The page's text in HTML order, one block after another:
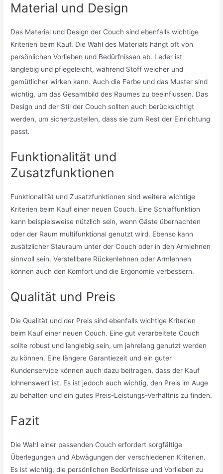
Material und Design
Das Material und Design der Couch sind ebenfalls wichtige
Kriterien beim Kauf. Die Wahl des Materials hängt oft von
persönlichen Vorlieben und Bedürfnissen ab. Leder ist
langlebig und pflegeleicht, während Stoff weicher und
gemütlicher wirken kann. Auch die Farbe und das Muster sind
wichtig, um das Gesamtbild des Raumes zu beeinflussen. Das
Design und der Stil der Couch sollten auch berücksichtigt
werden, um sicherzustellen, dass sie zum Rest der Einrichtung
passt.
Funktionalität und
Zusatzfunktionen
Funktionalität und Zusatzfunktionen sind weitere wichtige
Kriterien beim Kauf einer neuen Couch. Eine Schlaffunktion
kann beispielsweise nützlich sein, wenn Gäste übernachten
oder der Raum multifunktional genutzt wird. Ebenso kann
zusätzlicher Stauraum unter der Couch oder in den Armlehnen
sinnvoll sein. Verstellbare Rückenlehnen oder Armlehnen
können auch den Komfort und die Ergonomie verbessern.
Qualität und Preis
Die Qualität und der Preis sind ebenfalls wichtige Kriterien
beim Kauf einer neuen Couch. Eine gut verarbeitete Couch
sollte robust und langlebig sein, um jahrelang genutzt werden
zu können. Eine längere Garantiezeit und ein guter
Kundenservice können auch dazu beitragen, dass der Kauf
lohnenswert ist. Es ist jedoch auch wichtig, den Preis im Auge
zu behalten und ein gutes Preis-Leistungs-Verhältnis zu finden.
Fazit
Die Wahl einer passenden Couch erfordert sorgfältige
Überlegungen und Abwägungen der verschiedenen Kriterien.
Es ist wichtig, die persönlichen Bedürfnisse und Vorlieben zu